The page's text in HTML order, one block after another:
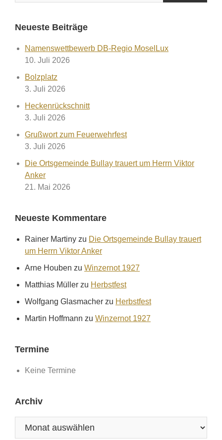
Neueste Beiträge
Namenswettbewerb DB-Regio MoselLux
10. Juli 2026
Bolzplatz
3. Juli 2026
Heckenrückschnitt
3. Juli 2026
Grußwort zum Feuerwehrfest
3. Juli 2026
Die Ortsgemeinde Bullay trauert um Herrn Viktor
Anker
21. Mai 2026
Neueste Kommentare
Rainer Martiny zu Die Ortsgemeinde Bullay trauert
um Herrn Viktor Anker
Arne Houben zu Winzernot 1927
Matthias Müller zu Herbstfest
Wolfgang Glasmacher zu Herbstfest
Martin Hoffmann zu Winzernot 1927
Termine
Keine Termine
Archiv